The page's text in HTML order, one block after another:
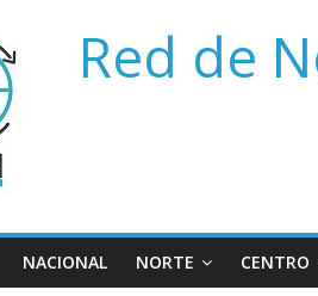
Red de
NACIONAL NORTE CENTRO